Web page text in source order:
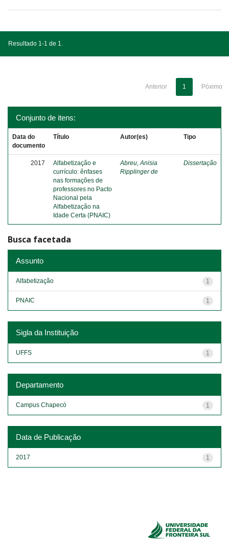
Resultado 1-1 de 1.
Anterior 1 Póximo
Conjunto de itens:
Data do
documento
Título Autor(es) Tipo
2017
Alfabetização e
currículo: ênfases
nas formações de
professores no Pacto
Nacional pela
Alfabetização na
Idade Certa (PNAIC)
Abreu, Anisia
Ripplinger de
Dissertação
Busca facetada
Assunto
1
Alfabetização
1
PNAIC
Sigla da Instituição
1
UFFS
Departamento
1
Campus Chapecó
Data de Publicação
1
2017